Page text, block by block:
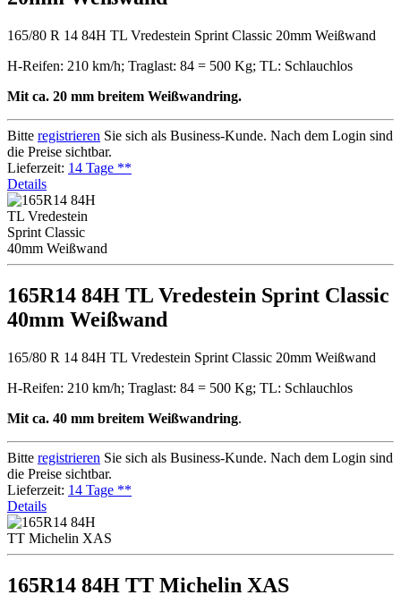
165/80 R 14 84H TL Vredestein Sprint Classic 20mm Weißwand
H-Reifen: 210 km/h; Traglast: 84 = 500 Kg; TL: Schlauchlos
Mit ca. 20 mm breitem Weißwandring.
Bitte registrieren Sie sich als Business-Kunde. Nach dem Login sind
die Preise sichtbar.
Lieferzeit: 14 Tage **
Details
165R14 84H TL Vredestein Sprint Classic
40mm Weißwand
165/80 R 14 84H TL Vredestein Sprint Classic 20mm Weißwand
H-Reifen: 210 km/h; Traglast: 84 = 500 Kg; TL: Schlauchlos
Mit ca. 40 mm breitem Weißwandring.
Bitte registrieren Sie sich als Business-Kunde. Nach dem Login sind
die Preise sichtbar.
Lieferzeit: 14 Tage **
Details
165R14 84H TT Michelin XAS